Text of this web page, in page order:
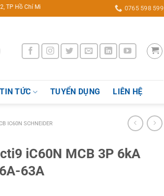
Chí Minh, Việt Nam 0765 598 599
TỨC TUYỂN DỤNG LIÊN HỆ
IC60N SCHNEIDER
iC60N MCB 3P 6kA
63A